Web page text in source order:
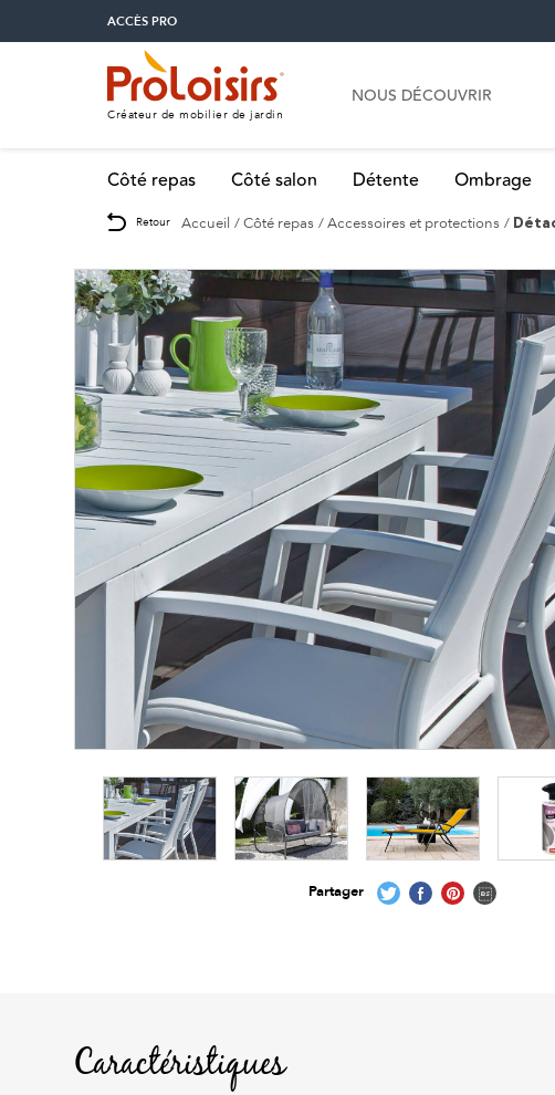
ACCÈS PRO
Créateur de mobilier de jardin
NOUS DÉCOUVRIR
Côté repas Côté salon Détente Ombrage
Retour Accueil Côté repas Accessoires et protections
Partager
Caractéristiques